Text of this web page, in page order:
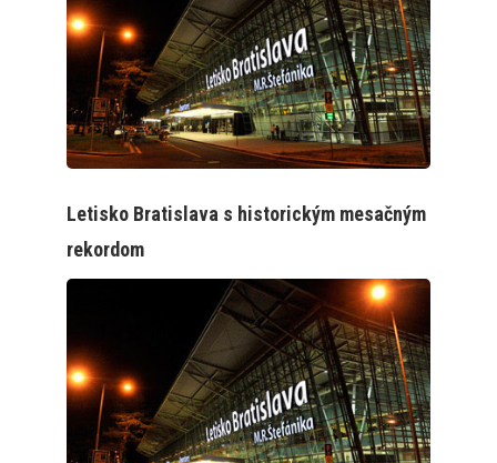
Letisko Bratislava s historickým mesačným
rekordom